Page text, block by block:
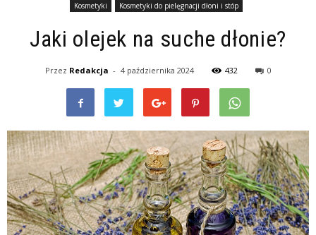
Kosmetyki Kosmetyki do pielęgnacji dłoni i stóp
Jaki olejek na suche dłonie?
Przez Redakcja - 4 października 2024 432 0